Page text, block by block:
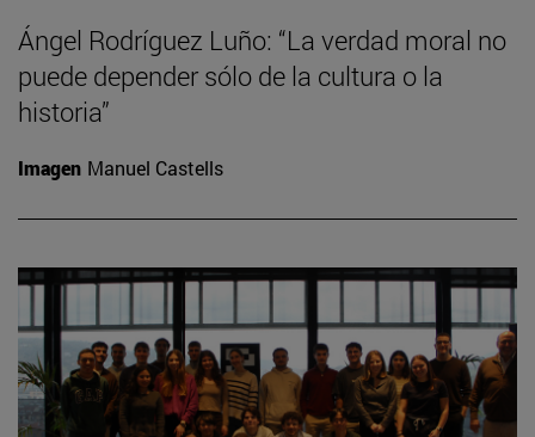
Ángel Rodríguez Luño: “La verdad moral no
puede depender sólo de la cultura o la
historia”
Imagen Manuel Castells